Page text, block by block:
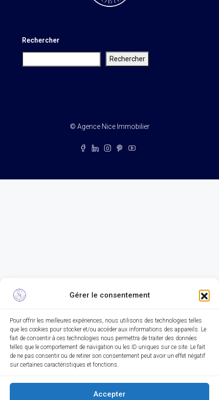
Gérer le consentement
Pour offrir les meilleures expériences, nous utilisons des technologies telles
que les cookies pour stocker et/ou accéder aux informations des appareils. Le
fait de consentir à ces technologies nous permettra de traiter des données
telles que le comportement de navigation ou les ID uniques sur ce site. Le fait
de ne pas consentir ou de retirer son consentement peut avoir un effet négatif
sur certaines caractéristiques et fonctions.
Accepter
Rechercher
Rechercher
© Agence Nice Immobilier